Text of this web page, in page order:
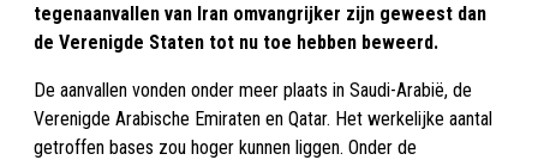
tegenaanvallen van Iran omvangrijker zijn geweest dan
de Verenigde Staten tot nu toe hebben beweerd.
De aanvallen vonden onder meer plaats in Saudi-Arabië, de
Verenigde Arabische Emiraten en Qatar. Het werkelijke aantal
getroffen bases zou hoger kunnen liggen. Onder de